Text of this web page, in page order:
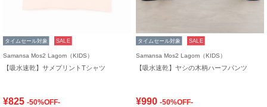
タイムセール対象 SALE
Samansa Mos2 Lagom（KIDS）
【吸水速乾】サメプリントTシャツ
¥825 -50%OFF-
タイムセール対象 SALE
Samansa Mos2 Lagom（KIDS）
【吸水速乾】ヤシの木柄ハーフパンツ
¥990 -50%OFF-